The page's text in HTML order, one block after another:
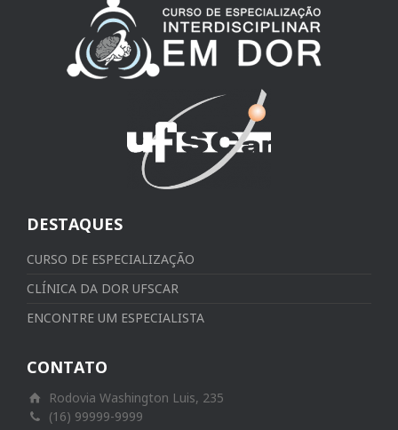
DESTAQUES
CURSO DE ESPECIALIZAÇÃO
CLÍNICA DA DOR UFSCAR
ENCONTRE UM ESPECIALISTA
CONTATO
Rodovia Washington Luis, 235
(16) 99999-9999